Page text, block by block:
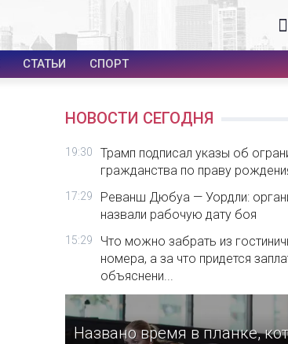
СТАТЬИ СПОРТ
НОВОСТИ СЕГОДНЯ
19:30
Трамп подписал указы об
гражданства по праву
17:29
Реванш Дюбуа — Уордли:
назвали рабочую дату боя
15:29
Что можно забрать из
номера, а за что придется
объяснени...
Названо время в планке,